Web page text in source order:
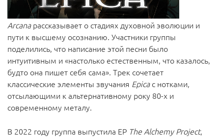
Arcanaрассказывает о стадиях духовной эволюции и
пути к высшему осознанию. Участники группы
поделились, что написание этой песни было
интуитивным и «настолько естественным, что казалось,
будто она пишет себя сама». Трек сочетает
классические элементы звучания Epicaс нотками,
отсылающими к альтернативному року 80-х и
современному металу.
В 2022 году группа выпустила EP The Alchemy Project,